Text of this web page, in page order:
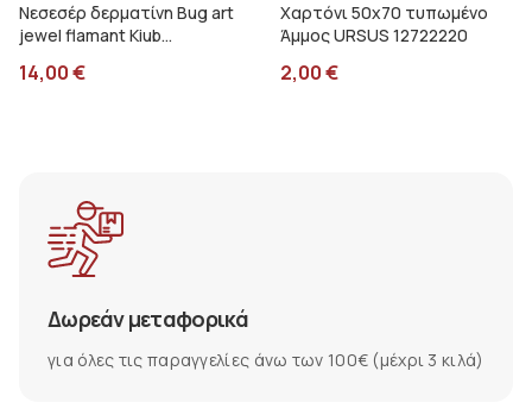
Νεσεσέρ δερματίνη Bug art
jewel flamant Kiub
14,00€
Χαρτόνι 50x70 τυπωμένο
Άμμος URSUS 12722220
2,00€
Δωρεάν μεταφορικά
για όλες τις παραγγελίες άνω των 100€ (μέχρι 3 κιλά)